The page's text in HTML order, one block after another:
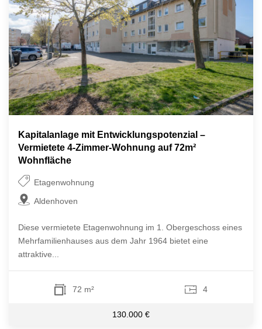
Kapitalanlage mit Entwicklungspotenzial –
Vermietete 4-Zimmer-Wohnung auf 72m²
Wohnfläche
Etagenwohnung
Aldenhoven
Diese vermietete Etagenwohnung im 1. Obergeschoss eines
Mehrfamilienhauses aus dem Jahr 1964 bietet eine
attraktive...
72 m² 4
130.000 €